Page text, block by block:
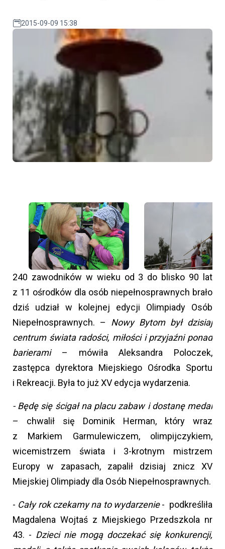
2015-09-09 15:38
240 zawodników w wieku od 3 do blisko 90 lat
z 11 ośrodków dla osób niepełnosprawnych brało
dziś udział w kolejnej edycji Olimpiady Osób
Niepełnosprawnych. – Nowy Bytom był dzisiaj
centrum świata radości, miłości i przyjaźni ponad
barierami– mówiła Aleksandra Poloczek,
zastępca dyrektora Miejskiego Ośrodka Sportu
i Rekreacji. Była to już XV edycja wydarzenia.
- Będę się ścigał na placu zabaw i dostanę medal
– chwalił się Dominik Herman, który wraz
z Markiem Garmulewiczem, olimpijczykiem,
wicemistrzem świata i 3-krotnym mistrzem
Europy w zapasach, zapalił dzisiaj znicz XV
Miejskiej Olimpiady dla Osób Niepełnosprawnych.
- Cały rok czekamy na to wydarzenie- podkreśliła
Magdalena Wojtaś z Miejskiego Przedszkola nr
43. - Dzieci nie mogą doczekać się konkurencji,